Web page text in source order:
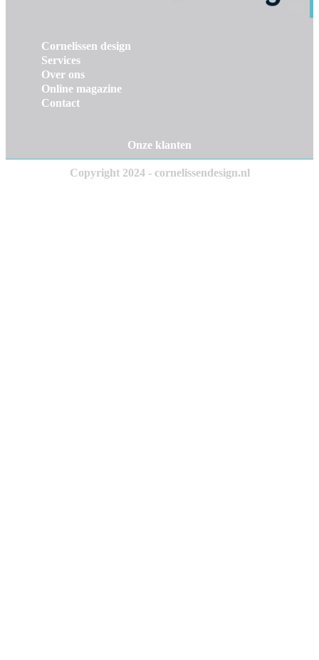
Cornelissen design
Services
Over ons
Online magazine
Contact
Onze klanten
Copyright 2024 - cornelissendesign.nl